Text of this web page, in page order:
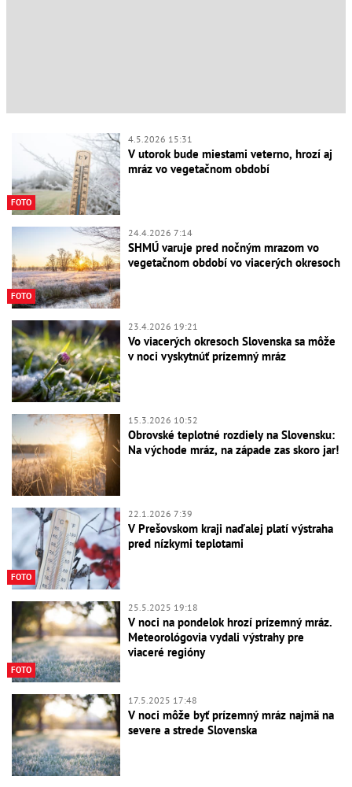
FOTO
4.5.2026 15:31
V utorok bude miestami veterno, hrozí aj
mráz vo vegetačnom období
FOTO
24.4.2026 7:14
SHMÚ varuje pred nočným mrazom vo
vegetačnom období vo viacerých okresoch
23.4.2026 19:21
Vo viacerých okresoch Slovenska sa môže
v noci vyskytnúť prízemný mráz
15.3.2026 10:52
Obrovské teplotné rozdiely na Slovensku:
Na východe mráz, na západe zas skoro jar!
FOTO
22.1.2026 7:39
V Prešovskom kraji naďalej platí výstraha
pred nízkymi teplotami
FOTO
25.5.2025 19:18
V noci na pondelok hrozí prízemný mráz.
Meteorológovia vydali výstrahy pre
viaceré regióny
17.5.2025 17:48
V noci môže byť prízemný mráz najmä na
severe a strede Slovenska